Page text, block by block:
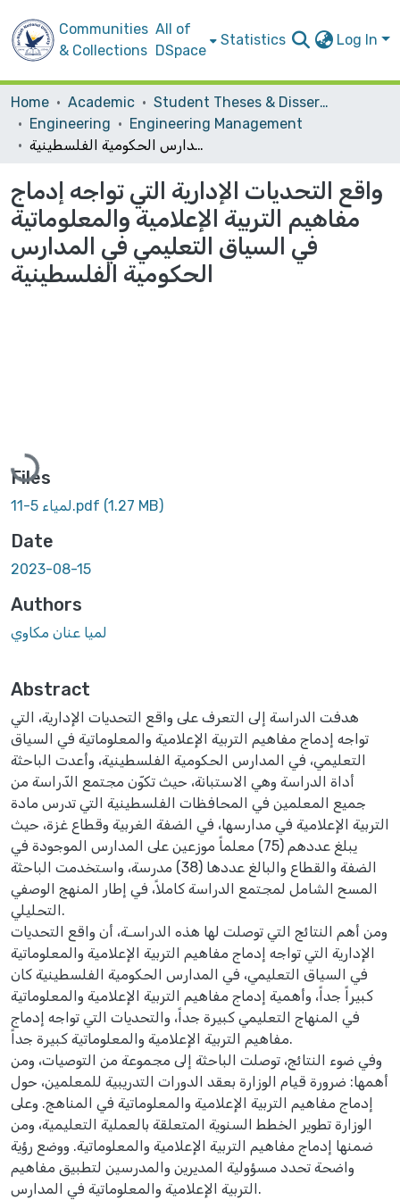
Communities
& Collections
All of
DSpace
Statistics Log In
Home Academic
Student Theses & Dissertations
Engineering
Engineering Management
واقع التحديات الإدارية التي تواجه إدماج مفاهيم التربية الإعلامية والمعلوماتية في السياق التعليمي في المدارس الحكومية الفلسطينية
واقع التحديات الإدارية التي تواجه إدماج
مفاهيم التربية الإعلامية والمعلوماتية
في السياق التعليمي في المدارس
الحكومية الفلسطينية
Loading...
Files
لمياء 5-11.pdf (1.27 MB)
Date
2023-08-15
Authors
لميا عنان مكاوي
Abstract
هدفت الدراسة إلى التعرف على واقع التحديات الإدارية، التي
تواجه إدماج مفاهيم التربية الإعلامية والمعلوماتية في السياق
التعليمي، في المدارس الحكومية الفلسطينية، وأعدت الباحثة
أداة الدراسة وهي الاستبانة، حيث تكوّن مجتمع الدّراسة من
جميع المعلمين في المحافظات الفلسطينية التي تدرس مادة
التربية الإعلامية في مدارسها، في الضفة الغربية وقطاع غزة، حيث
يبلغ عددهم (75) معلماً موزعين على المدارس الموجودة في
الضفة والقطاع والبالغ عددها (38) مدرسة، واستخدمت الباحثة
المسح الشامل لمجتمع الدراسة كاملاً، في إطار المنهج الوصفي
التحليلي.
ومن أهم النتائج التي توصلت لها هذه الدراسـة، أن واقع التحديات
الإدارية التي تواجه إدماج مفاهيم التربية الإعلامية والمعلوماتية
في السياق التعليمي، في المدارس الحكومية الفلسطينية كان
كبيراً جداً، وأهمية إدماج مفاهيم التربية الإعلامية والمعلوماتية
في المنهاج التعليمي كبيرة جداً، والتحديات التي تواجه إدماج
مفاهيم التربية الإعلامية والمعلوماتية كبيرة جداً.
وفي ضوء النتائج، توصلت الباحثة إلى مجموعة من التوصيات، ومن
أهمها: ضرورة قيام الوزارة بعقد الدورات التدريبية للمعلمين، حول
إدماج مفاهيم التربية الإعلامية والمعلوماتية في المناهج. وعلى
الوزارة تطوير الخطط السنوية المتعلقة بالعملية التعليمية، ومن
ضمنها إدماج مفاهيم التربية الإعلامية والمعلوماتية. ووضع رؤية
واضحة تحدد مسؤولية المديرين والمدرسين لتطبيق مفاهيم
التربية الإعلامية والمعلوماتية في المدارس.